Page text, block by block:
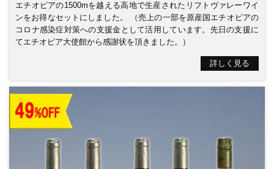
エチオピアの1500mを越える高地で生産されたリフトヴァレーワイ
ンをお得なセットにしました。 （売上の一部を原産国エチオピアの
コロナ感染症対策への支援金として活用しています。先日の支援に
てエチオピア大使館から感謝状を頂きました。）
詳しく見る